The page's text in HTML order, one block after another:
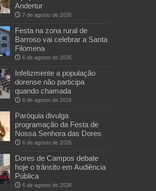
Andertur
7 de agosto de 2026
Festa na zona rural de
Barroso vai celebrar a Santa
Filomena
6 de agosto de 2026
Infelizmente a população
dorense não participa
quando chamada
6 de agosto de 2026
Paróquia divulga
programação da Festa de
Nossa Senhora das Dores
6 de agosto de 2026
Dores de Campos debate
hoje o trânsito em Audiência
Pública
6 de agosto de 2026